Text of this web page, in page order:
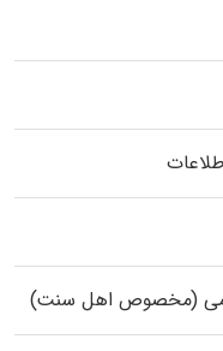
(مخصوص اهل سنت)